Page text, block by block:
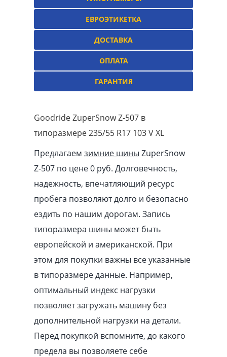
ЕВРОЭТИКЕТКА
ДОСТАВКА
ОПЛАТА
ГАРАНТИЯ
Goodride ZuperSnow Z-507 в
типоразмере 235/55 R17 103 V XL
Предлагаем зимние шины ZuperSnow
Z-507 по цене 0 руб. Долговечность,
надежность, впечатляющий ресурс
пробега позволяют долго и безопасно
ездить по нашим дорогам. Запись
типоразмера шины может быть
европейской и американской. При
этом для покупки важны все указанные
в типоразмере данные. Например,
оптимальный индекс нагрузки
позволяет загружать машину без
дополнительной нагрузки на детали.
Перед покупкой вспомните, до какого
предела вы позволяете себе